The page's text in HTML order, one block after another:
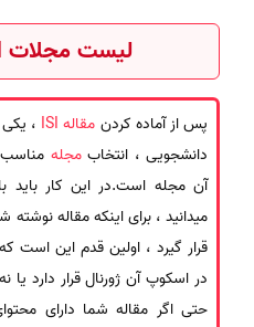
لیست مجلات ISI پیوند زدن
پس از آماده کردن مقاله ISI
،
دانشجویی ، انتخابمجله مناسب
آن مجله است.در این کار
میدانید ، برای اینکه مقاله نوشته
قرار گیرد ، اولین قدم این است
در اسکوپ آن ژورنال قرار دارد یا
حتی اگر مقاله شما دارای